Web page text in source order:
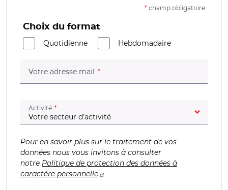
* champ obligatoire
Choix du format
Quotidienne
Hebdomadaire
Votre adresse mail (champ obligatoire)
Activité (champ obligatoire)
Pour en savoir plus sur le traitement de vos
données nous vous invitons à consulter
notre Politique de protection des données à
caractère personnelle